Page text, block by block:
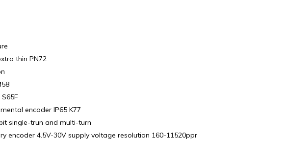
thin PN72
encoder IP65 K77
single-trun and multi-turn
encoder 4.5V-30V supply voltage resolution 160-11520ppr